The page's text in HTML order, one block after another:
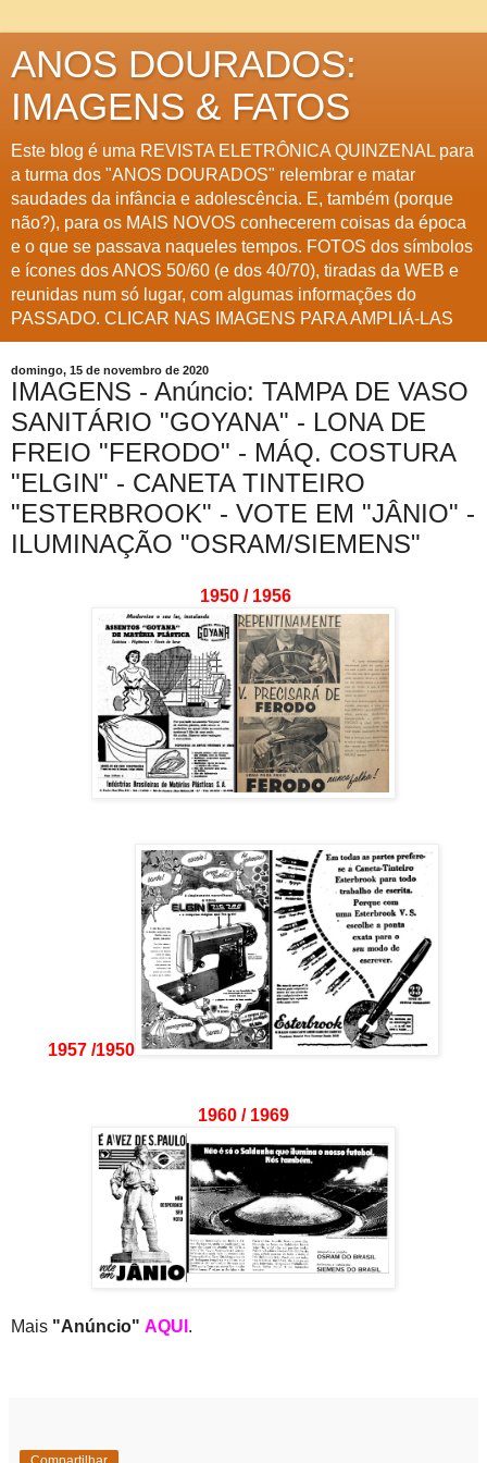
ANOS DOURADOS:
IMAGENS & FATOS
Este blog é uma REVISTA ELETRÔNICA QUINZENAL para
a turma dos "ANOS DOURADOS" relembrar e matar
saudades da infância e adolescência. E, também (porque
não?), para os MAIS NOVOS conhecerem coisas da época
e o que se passava naqueles tempos. FOTOS dos símbolos
e ícones dos ANOS 50/60 (e dos 40/70), tiradas da WEB e
reunidas num só lugar, com algumas informações do
PASSADO. CLICAR NAS IMAGENS PARA AMPLIÁ-LAS
domingo, 15 de novembro de 2020
IMAGENS - Anúncio: TAMPA DE VASO
SANITÁRIO "GOYANA" - LONA DE
FREIO "FERODO" - MÁQ. COSTURA
"ELGIN" - CANETA TINTEIRO
"ESTERBROOK" - VOTE EM "JÂNIO" -
ILUMINAÇÃO "OSRAM/SIEMENS"
1950 / 1956
1957 /1950
1960 / 1969
Mais "Anúncio" AQUI .